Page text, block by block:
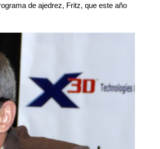
de ajedrez, Fritz, que este año